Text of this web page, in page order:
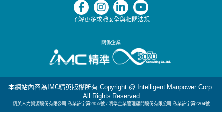
了解更多求職安全與相關法規
關係企業
本網站內容為IMC精英版權所有 Copyright @ Intelligent Manpower Corp.
All Rights Reserved
精英人力資源股份有限公司 私業許字第2955號/ 精準企業管理顧問股份有限公司 私業許字第2204號